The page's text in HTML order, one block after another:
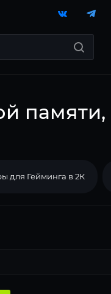
памяти,
для Гейминга в 2К